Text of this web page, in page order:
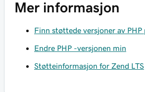
Mer informasjon
Finn støttede versjoner av PHP
Endre PHP -versjonen min
Støtteinformasjon for Zend LTS